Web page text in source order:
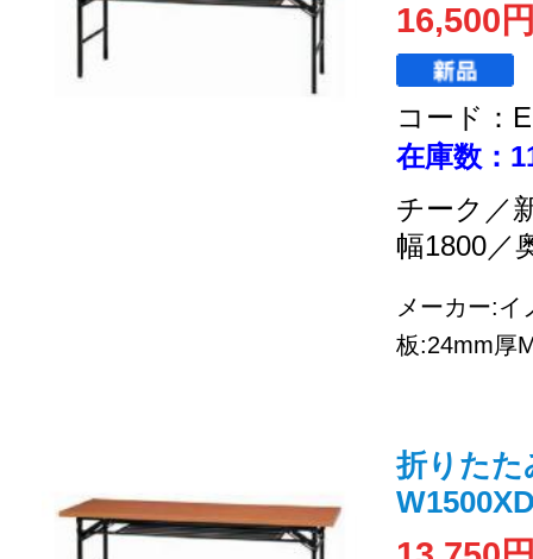
16,500
コード：
在庫数：
チーク／
幅1800／
メーカー:イ
板:24mm厚
折りたた